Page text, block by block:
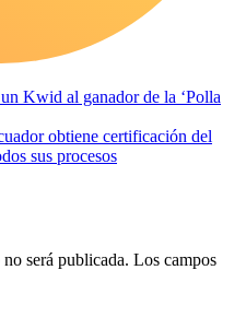
Kwid al ganador de la ‘Polla
obtiene certificación del
sus procesos
será publicada. Los campos